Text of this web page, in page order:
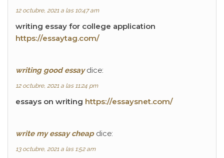
12 octubre, 2021 a las 10:47 am
writing essay for college application
https://essaytag.com/
writing good essay dice:
12 octubre, 2021 a las 11:24 pm
essays on writing https://essaysnet.com/
write my essay cheap dice:
13 octubre, 2021 a las 1:52 am